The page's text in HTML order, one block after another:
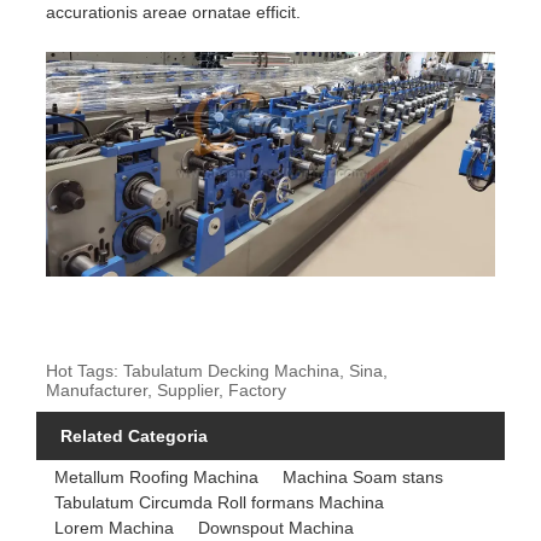
accurationis areae ornatae efficit.
Hot Tags: Tabulatum Decking Machina, Sina,
Manufacturer, Supplier, Factory
Related Categoria
Metallum Roofing Machina
Machina Soam stans
Tabulatum Circumda Roll formans Machina
Lorem Machina
Downspout Machina